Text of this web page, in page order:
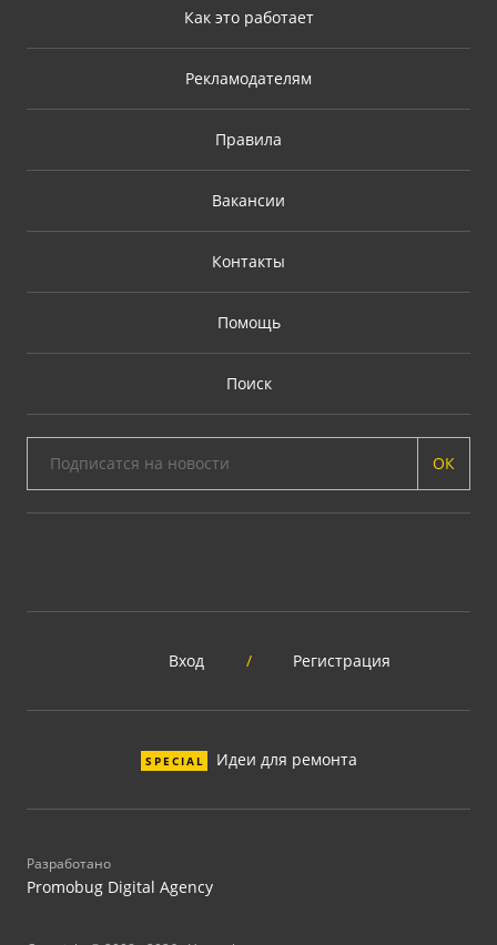
Как это работает
Рекламодателям
Правила
Вакансии
Контакты
Помощь
Поиск
ОК
Вход / Регистрация
SPECIAL Идеи для ремонта
Разработано
Promobug Digital Agency